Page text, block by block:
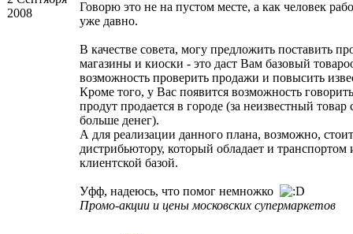
2008
Говорю это не на пустом месте, а как человек
уже давно.
В качестве совета, могу предложить поставить
магазины и киоски - это даст Вам базовый
возможность проверить продажи и повысить
Кроме того, у Вас появится возможность
продут продается в городе (за неизвестный товар
больше денег).
А для реализации данного плана, возможно,
дистрибьютору, который обладает и транспортом
клиентской базой.
Уфф, надеюсь, что помог немножко
Промо-акции и цены московских супермаркетов